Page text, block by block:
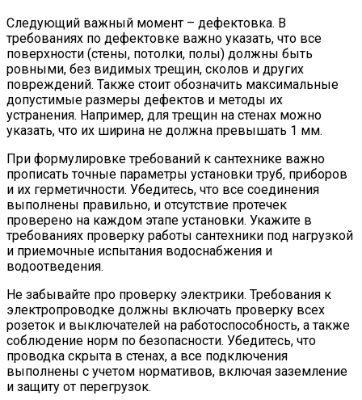
Следующий важный момент – дефектовка. В
требованиях по дефектовке важно указать, что все
поверхности (стены, потолки, полы) должны быть
ровными, без видимых трещин, сколов и других
повреждений. Также стоит обозначить максимальные
допустимые размеры дефектов и методы их
устранения. Например, для трещин на стенах можно
указать, что их ширина не должна превышать 1 мм.
При формулировке требований к сантехнике важно
прописать точные параметры установки труб, приборов
и их герметичности. Убедитесь, что все соединения
выполнены правильно, и отсутствие протечек
проверено на каждом этапе установки. Укажите в
требованиях проверку работы сантехники под нагрузкой
и приемочные испытания водоснабжения и
водоотведения.
Не забывайте про проверку электрики. Требования к
электропроводке должны включать проверку всех
розеток и выключателей на работоспособность, а также
соблюдение норм по безопасности. Убедитесь, что
проводка скрыта в стенах, а все подключения
выполнены с учетом нормативов, включая заземление
и защиту от перегрузок.